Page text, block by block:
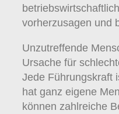
vorherzusagen und
Unzutreffende
Ursache für
Jede Führungskraft
hat ganz eigene
können zahlreiche